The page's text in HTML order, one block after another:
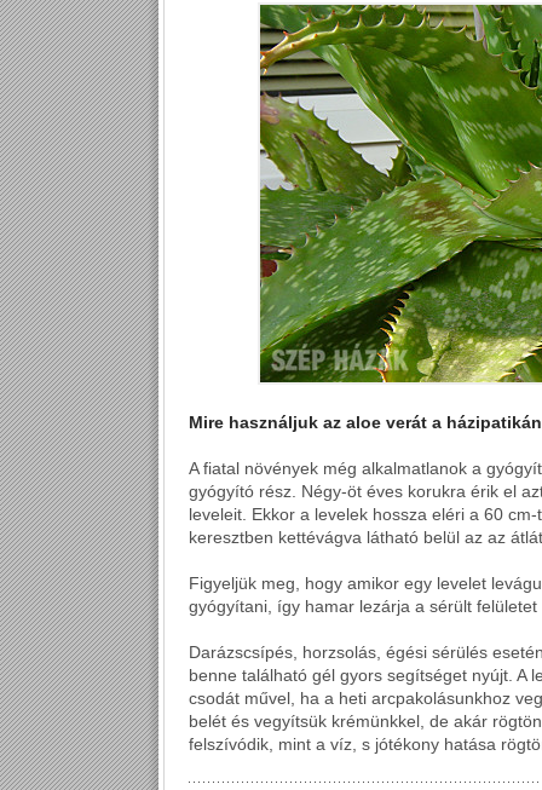
Mire használjuk az aloe verát a
A fiatal növények még alkalmatlanok a
gyógyító rész. Négy-öt éves korukra érik el
leveleit. Ekkor a levelek hossza eléri a 60
keresztben kettévágva látható belül az az
Figyeljük meg, hogy amikor egy levelet
gyógyítani, így hamar lezárja a sérült
Darázscsípés, horzsolás, égési sérülés
benne található gél gyors segítséget nyújt. A
csodát művel, ha a heti arcpakolásunkhoz
belét és vegyítsük krémünkkel, de akár
felszívódik, mint a víz, s jótékony hatása